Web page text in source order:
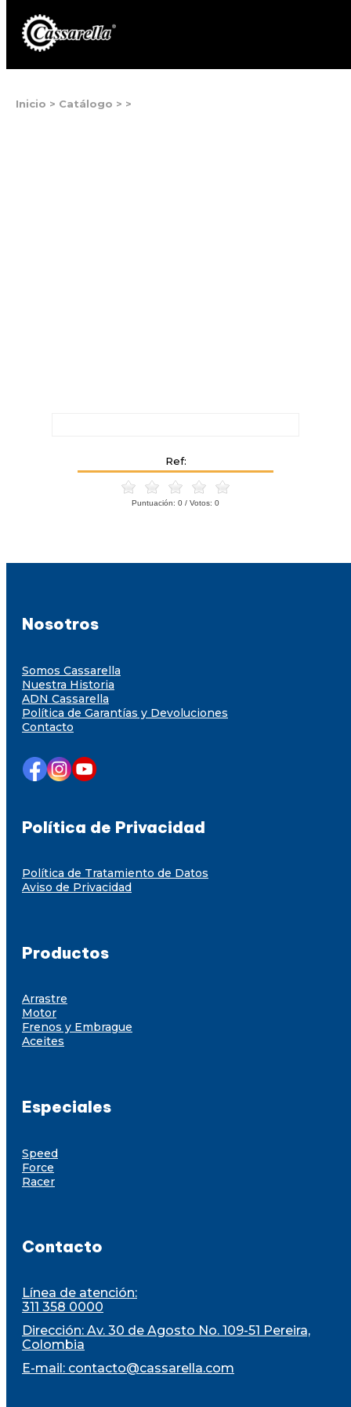
Inicio > Catálogo > >
Ref:
Puntuación: 0 / Votos: 0
Nosotros
Somos Cassarella
Nuestra Historia
ADN Cassarella
Política de Garantías y Devoluciones
Contacto
Política de Privacidad
Política de Tratamiento de Datos
Aviso de Privacidad
Productos
Arrastre
Motor
Frenos y Embrague
Aceites
Especiales
Speed
Force
Racer
Contacto
Línea de atención:
311 358 0000
Dirección: Av. 30 de Agosto No. 109-51 Pereira,
Colombia
E-mail: contacto@cassarella.com